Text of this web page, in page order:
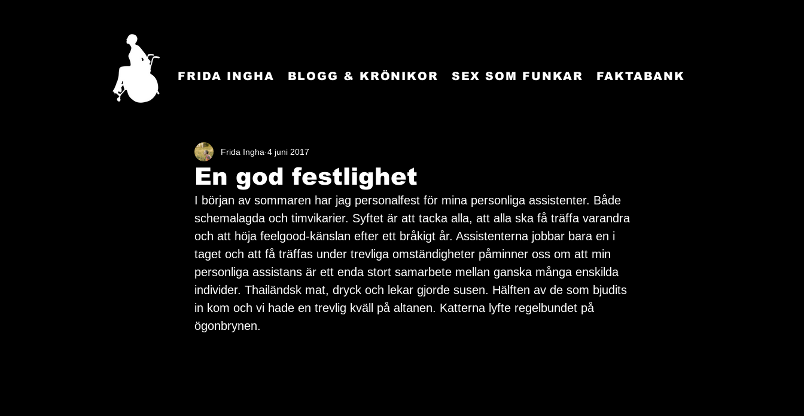
FRIDA INGHA BLOGG & KRÖNIKOR SEX SOM FUNKAR FAKTABANK
En god festlighet
Frida Ingha 4 juni 2017
I början av sommaren har jag personalfest för mina personliga assistenter. Både
schemalagda och timvikarier. Syftet är att tacka alla, att alla ska få träffa varandra
och att höja feelgood-känslan efter ett bråkigt år. Assistenterna jobbar bara en i
taget och att få träffas under trevliga omständigheter påminner oss om att min
personliga assistans är ett enda stort samarbete mellan ganska många enskilda
individer. Thailändsk mat, dryck och lekar gjorde susen. Hälften av de som bjudits
in kom och vi hade en trevlig kväll på altanen. Katterna lyfte regelbundet på
ögonbrynen.